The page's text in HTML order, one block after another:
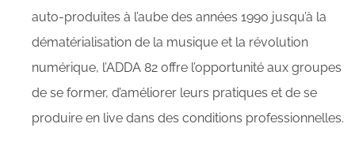
auto-produites à l’aube des années 1990 jusqu’à la
dématérialisation de la musique et la révolution
numérique, l’ADDA 82 offre l’opportunité aux groupes
de se former, d’améliorer leurs pratiques et de se
produire en live dans des conditions professionnelles.